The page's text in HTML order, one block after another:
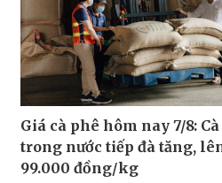
Giá cà phê hôm nay 7/8:
trong nước tiếp đà tăng,
99.000 đồng/kg